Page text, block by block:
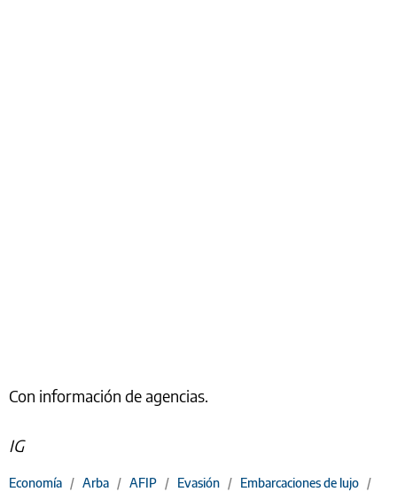
Con información de agencias.
IG
Economía / Arba / AFIP / Evasión / Embarcaciones de lujo /